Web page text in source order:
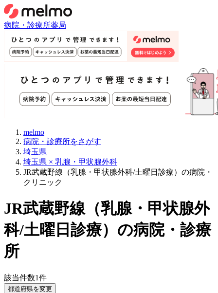
病院・診療所薬局
melmo
病院・診療所をさがす
埼玉県
埼玉県 × 乳腺・甲状腺外科
JR武蔵野線（乳腺・甲状腺外科/土曜日診療）の病院・
クリニック
JR武蔵野線（乳腺・甲状腺外
科/土曜日診療） の病院・診療
所
該当件数1件
都道府県を変更